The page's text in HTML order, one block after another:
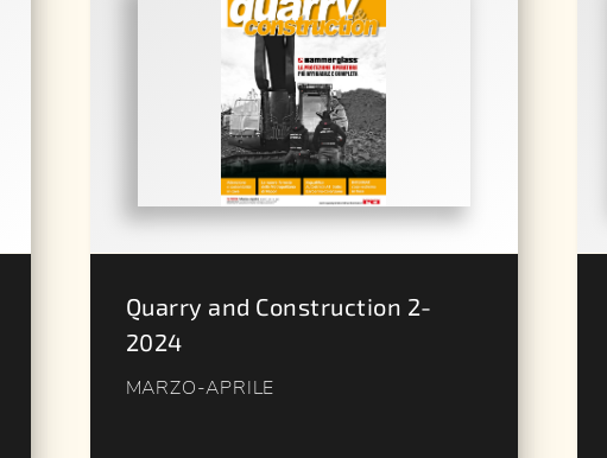
Quarry and Construction 2-
2024
MARZO-APRILE